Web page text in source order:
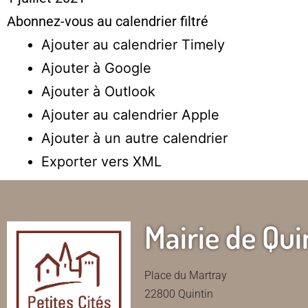
Abonnez-vous au calendrier filtré
Ajouter au calendrier Timely
Ajouter à Google
Ajouter à Outlook
Ajouter au calendrier Apple
Ajouter à un autre calendrier
Exporter vers XML
Mairie de
Place du Martray
22800 Quintin